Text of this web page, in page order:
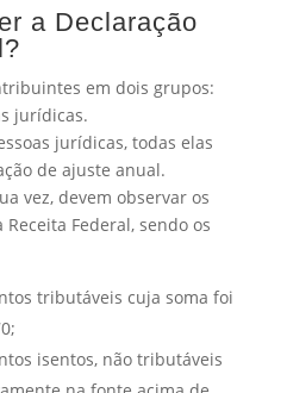
a Declaração
em dois grupos:
jurídicas.
jurídicas, todas elas
de ajuste anual.
vez, devem observar os
Federal, sendo os
tributáveis cuja soma foi
isentos, não tributáveis